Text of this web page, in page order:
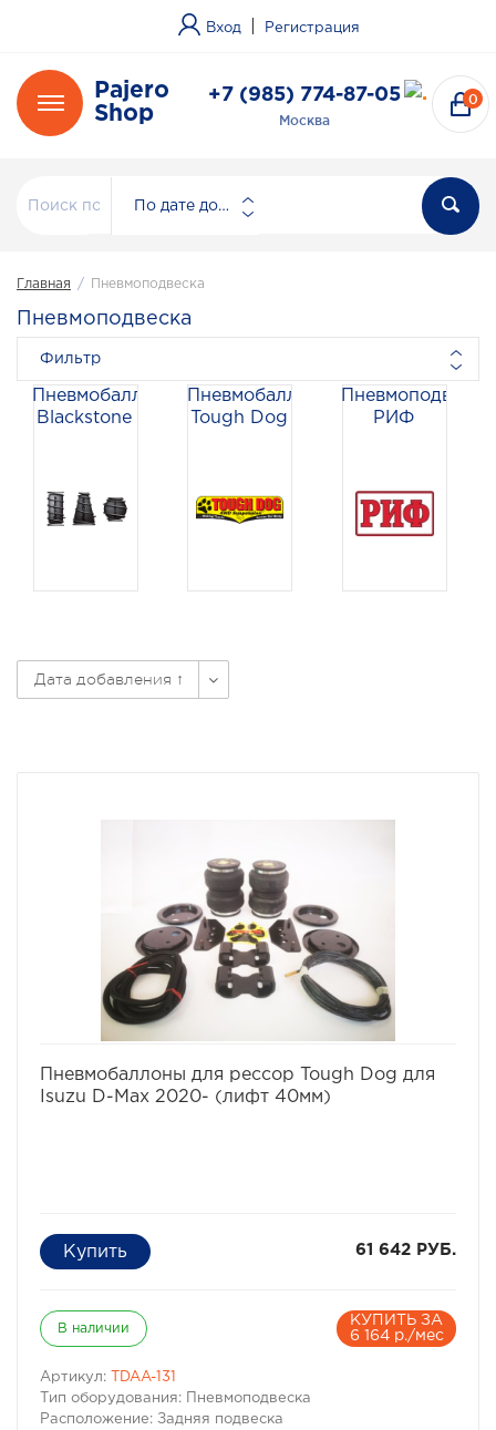
Вход Регистрация
Pajero
Shop
+7 (985) 774-87-05
Москва
0
По дате добавления
Фильтр
Главная / Пневмоподвеска
Пневмоподвеска
Пневмобаллоны
Blackstone
Пневмобаллоны
Tough Dog
Пневмоподвеска
РИФ
Дата добавления ↑
Пневмобаллоны для рессор Tough Dog для
Isuzu D-Max 2020- (лифт 40мм)
61 642 РУБ.
В наличии
КУПИТЬ ЗА
6 164 р./мес
Артикул:
TDAA-131
Тип оборудования: Пневмоподвеска
Расположение: Задняя подвеска